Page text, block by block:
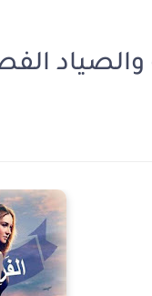
الفصل الثلاثون